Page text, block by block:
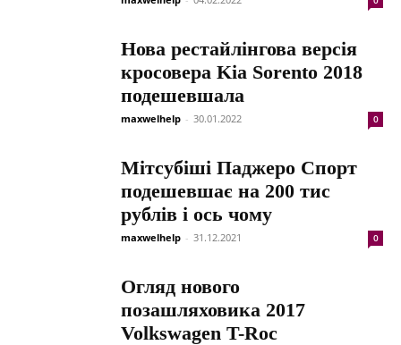
Нова рестайлінгова версія
кросовера Kia Sorento 2018
подешевшала
maxwelhelp - 30.01.2022 0
Мітсубіші Паджеро Спорт
подешевшає на 200 тис
рублів і ось чому
maxwelhelp - 31.12.2021 0
Огляд нового
позашляховика 2017
Volkswagen T-Roc